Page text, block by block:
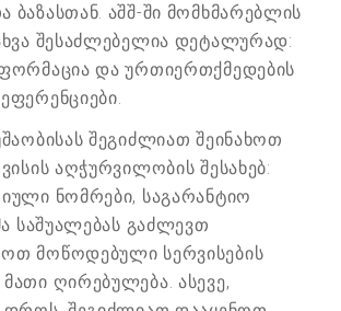
ბაზასთან. აშშ-ში მომხმარებლის
შესაძლებელია დეტალურად:
და ურთიერთქმედების
შეგიძლიათ შეინახოთ
აღჭურვილობის შესახებ:
ნომრები, საგარანტიო
საშუალებას გაძლევთ
მოწოდებული სერვისების
ღირებულება. ასევე,